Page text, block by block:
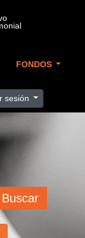
FONDOS
sesión
Buscar